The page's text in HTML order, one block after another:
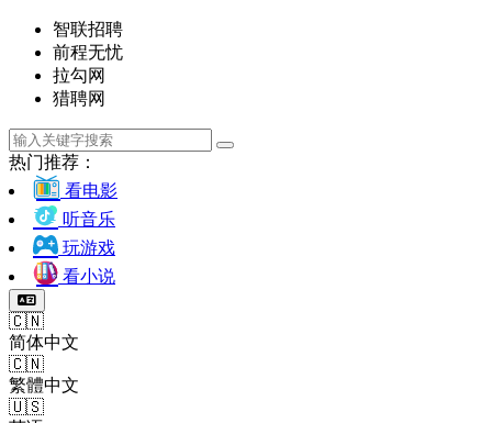
智联招聘
前程无忧
拉勾网
猎聘网
热门推荐：
看电影
听音乐
玩游戏
看小说
🇨🇳
简体中文
🇨🇳
繁體中文
🇺🇸